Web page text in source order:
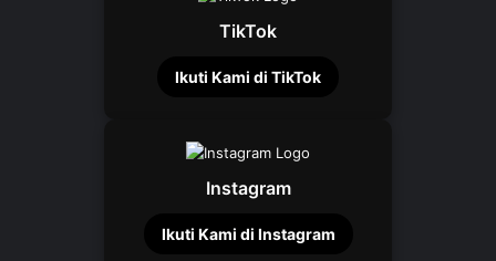
TikTok
Ikuti Kami di TikTok
Instagram
Ikuti Kami di Instagram